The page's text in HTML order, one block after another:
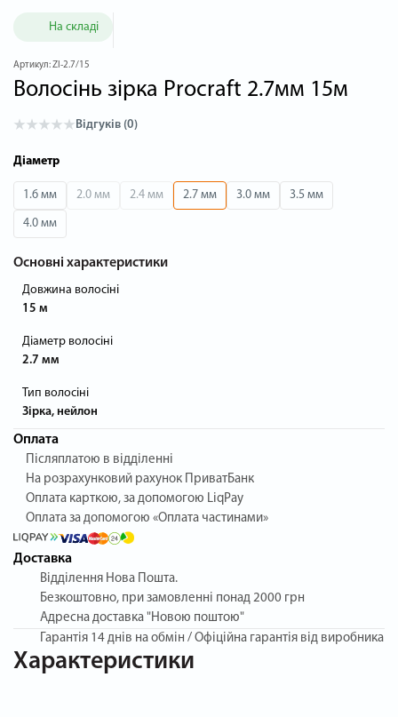
На складі
Артикул:ZI-2.7/15
Волосінь зірка Procraft 2.7мм 15м
Відгуків (0)
Діаметр
1.6 мм 2.0 мм 2.4 мм 2.7 мм 3.0 мм 3.5 мм
4.0 мм
Основні характеристики
Довжина волосіні
15 м
Діаметр волосіні
2.7 мм
Тип волосіні
Зірка, нейлон
Оплата
Післяплатою в відділенні
На розрахунковий рахунок ПриватБанк
Оплата карткою, за допомогою LiqPay
Оплата за допомогою «Оплата частинами»
Доставка
Відділення Нова Пошта.
Безкоштовно, при замовленні понад 2000 грн
Адресна доставка "Новою поштою"
Гарантія 14 днів на обмін / Офіційна гарантія від виробника
Характеристики